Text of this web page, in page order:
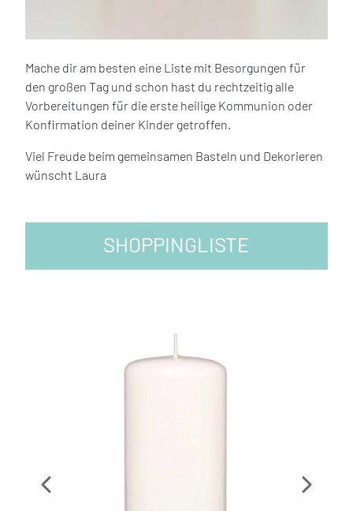
Mache dir am besten eine Liste mit Besorgungen für
den großen Tag und schon hast du rechtzeitig alle
Vorbereitungen für die erste heilige Kommunion oder
Konfirmation deiner Kinder getroffen.
Viel Freude beim gemeinsamen Basteln und Dekorieren
wünscht Laura
SHOPPINGLISTE